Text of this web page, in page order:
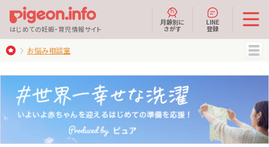
はじめての妊娠・育児情報サイト
月齢別に
さがす
LINE
登録
お悩み相談室